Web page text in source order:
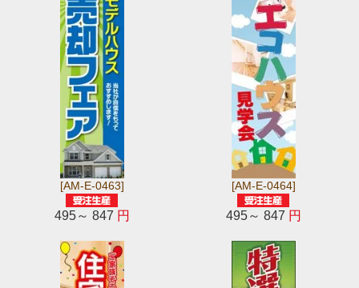
[AM-E-0463]
495～ 847 円
[AM-E-0464]
495～ 847 円